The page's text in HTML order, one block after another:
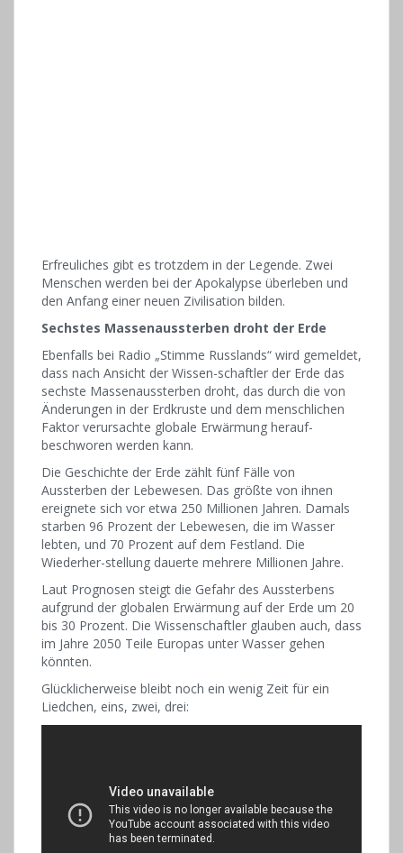
Erfreuliches gibt es trotzdem in der Legende. Zwei
Menschen werden bei der Apokalypse überleben und
den Anfang einer neuen Zivilisation bilden.
Sechstes Massenaussterben droht der Erde
Ebenfalls bei Radio „Stimme Russlands“ wird gemeldet,
dass nach Ansicht der Wissen-schaftler der Erde das
sechste Massenaussterben droht, das durch die von
Änderungen in der Erdkruste und dem menschlichen
Faktor verursachte globale Erwärmung herauf-
beschworen werden kann.
Die Geschichte der Erde zählt fünf Fälle von
Aussterben der Lebewesen. Das größte von ihnen
ereignete sich vor etwa 250 Millionen Jahren. Damals
starben 96 Prozent der Lebewesen, die im Wasser
lebten, und 70 Prozent auf dem Festland. Die
Wiederher-stellung dauerte mehrere Millionen Jahre.
Laut Prognosen steigt die Gefahr des Aussterbens
aufgrund der globalen Erwärmung auf der Erde um 20
bis 30 Prozent. Die Wissenschaftler glauben auch, dass
im Jahre 2050 Teile Europas unter Wasser gehen
könnten.
Glücklicherweise bleibt noch ein wenig Zeit für ein
Liedchen, eins, zwei, drei: